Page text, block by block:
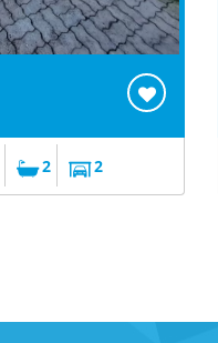
2 2